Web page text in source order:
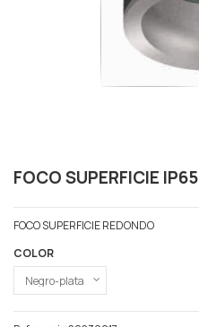
FOCO SUPERFICIE IP65
FOCO SUPERFICIE REDONDO
COLOR